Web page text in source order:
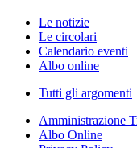
Le notizie
Le circolari
Calendario eventi
Albo online
Tutti gli argomenti
Amministrazione
Albo Online